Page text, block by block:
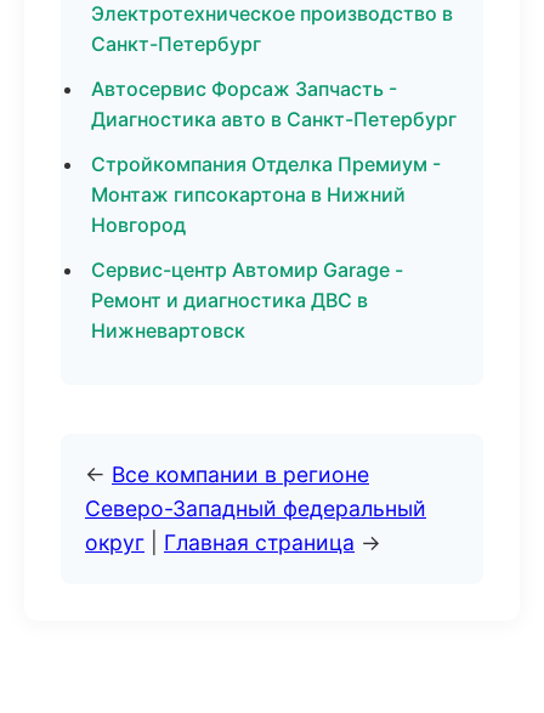
Электротехническое производство в
Санкт-Петербург
Автосервис Форсаж Запчасть -
Диагностика авто в Санкт-Петербург
Стройкомпания Отделка Премиум -
Монтаж гипсокартона в Нижний
Новгород
Сервис-центр Автомир Garage -
Ремонт и диагностика ДВС в
Нижневартовск
← Все компании в регионе
Северо-Западный федеральный
округ
Главная страница →